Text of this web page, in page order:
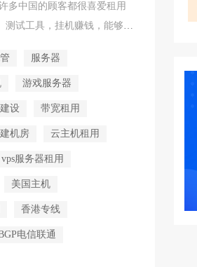
多中国的顾客都很喜爱租用
测试工具，挂机赚钱，能够应
服务器
游戏服务器
设 带宽租用
机房 云主机租用
vps服务器租用
美国主机
香港专线
电信联通